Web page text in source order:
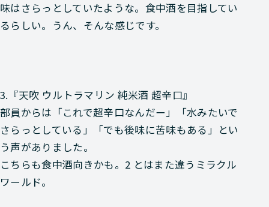
味はさらっとしていたような。食中酒を目指してい
るらしい。うん、そんな感じです。
3.『天吹 ウルトラマリン 純米酒 超辛口』
部員からは「これで超辛口なんだー」「水みたいで
さらっとしている」「でも後味に苦味もある」とい
う声がありました。
こちらも食中酒向きかも。2 とはまた違うミラクル
ワールド。